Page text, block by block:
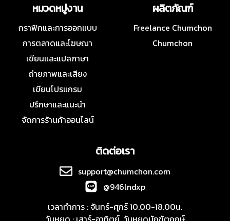
หมวดหมู่งาน
กราฟิกและการออกแบบ
การตลาดและโฆษณา
เขียนและแปลภาษา
ถ่ายภาพและเสียง
เขียนโปรแกรม
ปรึกษาและแนะนำ
จัดการร้านค้าออนไลน์
ผลิตภัณฑ์
Freelance Chumchon
Chumchon
ติดต่อเรา
support@chumchon.com
@946lndxp
เวลาทำการ : จันทร์-ศุกร์ 10.00-18.00น.